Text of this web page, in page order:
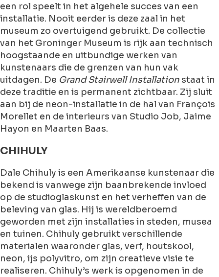
een rol speelt in het algehele succes van een
installatie. Nooit eerder is deze zaal in het
museum zo overtuigend gebruikt. De collectie
van het Groninger Museum is rijk aan technisch
hoogstaande en uitbundige werken van
kunstenaars die de grenzen van hun vak
uitdagen. De Grand Stairwell Installation staat in
deze traditie en is permanent zichtbaar. Zij sluit
aan bij de neon-installatie in de hal van François
Morellet en de interieurs van Studio Job, Jaime
Hayon en Maarten Baas.
CHIHULY
Dale Chihuly is een Amerikaanse kunstenaar die
bekend is vanwege zijn baanbrekende invloed
op de studioglaskunst en het verheffen van de
beleving van glas. Hij is wereldberoemd
geworden met zijn installaties in steden, musea
en tuinen. Chihuly gebruikt verschillende
materialen waaronder glas, verf, houtskool,
neon, ijs polyvitro, om zijn creatieve visie te
realiseren. Chihuly’s werk is opgenomen in de